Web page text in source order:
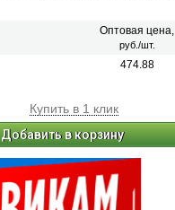
Оптовая цена,
руб./шт.
474.88
Купить в 1 клик
Добавить в корзину